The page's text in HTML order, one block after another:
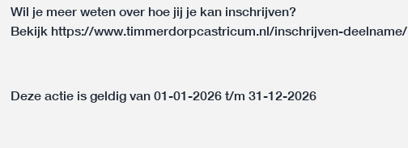
Wil je meer weten over hoe jij je kan inschrijven?
Bekijk https://www.timmerdorpcastricum.nl/inschrijven-deelname/
Deze actie is geldig van 01-01-2026 t/m 31-12-2026